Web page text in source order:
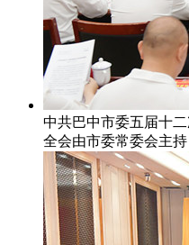
中共巴中市委五届十
全会由市委常委会主